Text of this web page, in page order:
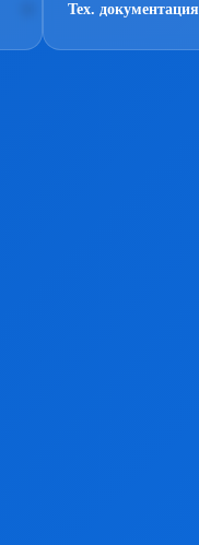
Тех. документация